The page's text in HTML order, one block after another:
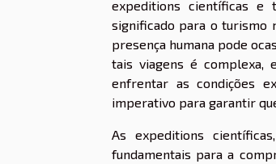
expeditions científicas e
significado para o turismo
presença humana pode
tais viagens é complexa,
enfrentar as condições
imperativo para garantir
As expeditions
fundamentais para a